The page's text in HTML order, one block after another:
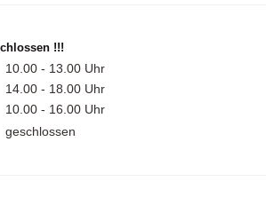
!!!
10.00 - 13.00 Uhr
14.00 - 18.00 Uhr
10.00 - 16.00 Uhr
geschlossen